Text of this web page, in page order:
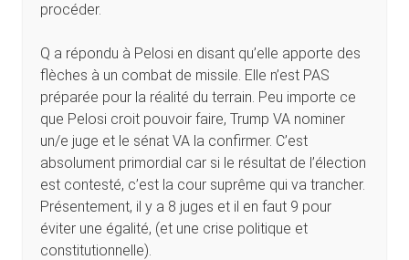
procéder.
Q a répondu à Pelosi en disant qu’elle apporte des
flèches à un combat de missile. Elle n’est PAS
préparée pour la réalité du terrain. Peu importe ce
que Pelosi croit pouvoir faire, Trump VA nominer
un/e juge et le sénat VA la confirmer. C’est
absolument primordial car si le résultat de l’élection
est contesté, c’est la cour suprême qui va trancher.
Présentement, il y a 8 juges et il en faut 9 pour
éviter une égalité, (et une crise politique et
constitutionnelle).